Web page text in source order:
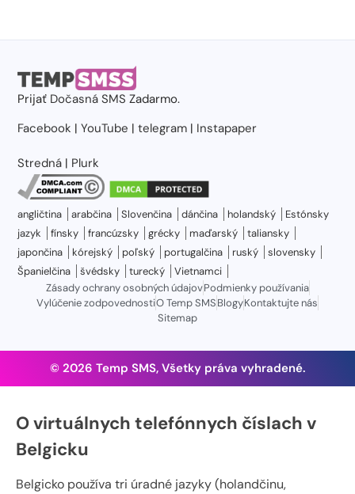
Prijať Dočasná SMS Zadarmo.
Facebook |YouTube |telegram | Instapaper
Stredná | Plurk
angličtina arabčina Slovenčina dánčina holandský
Estónsky
jazyk
fínsky francúzsky grécky maďarský
taliansky
japončina
kórejský poľský portugalčina ruský
slovensky
Španielčina
švédsky turecký
Vietnamci
Zásady ochrany osobných údajovPodmienky používania
Vylúčenie zodpovednostiO Temp SMSBlogyKontaktujte nás
Sitemap
© 2026 Temp SMS, Všetky práva vyhradené.
O virtuálnych telefónnych číslach v
Belgicku
Belgicko používa tri úradné jazyky (holandčinu,